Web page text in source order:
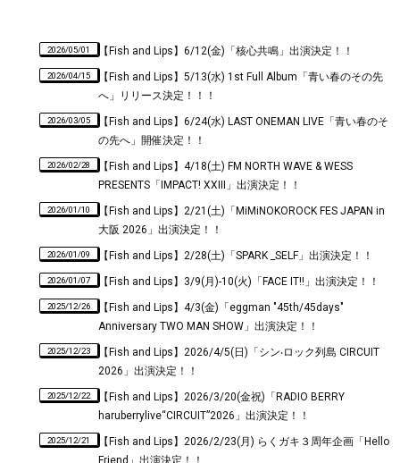
2026/05/01 【Fish and Lips】6/12(金)「核心共鳴」出演決定！！
2026/04/15
【Fish and Lips】5/13(水) 1st Full Album「青い春のその先
へ」リリース決定！！！
2026/03/05
【Fish and Lips】6/24(水) LAST ONEMAN LIVE「青い春のそ
の先へ」開催決定！！
2026/02/28
【Fish and Lips】4/18(土) FM NORTH WAVE & WESS
PRESENTS「IMPACT! XXIII」出演決定！！
2026/01/10
【Fish and Lips】2/21(土)「MiMiNOKOROCK FES JAPAN in
大阪 2026」出演決定！！
2026/01/09 【Fish and Lips】2/28(土)「SPARK _SELF」出演決定！！
2026/01/07 【Fish and Lips】3/9(月)-10(火)「FACE IT!!」出演決定！！
2025/12/26
【Fish and Lips】4/3(金)「eggman "45th/45days"
Anniversary TWO MAN SHOW」出演決定！！
2025/12/23
【Fish and Lips】2026/4/5(日)「シン‧ロック列島 CIRCUIT
2026」出演決定！！
2025/12/22
【Fish and Lips】2026/3/20(金祝)「RADIO BERRY
haruberrylive“CIRCUIT”2026」出演決定！！
2025/12/21
【Fish and Lips】2026/2/23(月) らくガキ３周年企画「Hello
Friend」出演決定！！